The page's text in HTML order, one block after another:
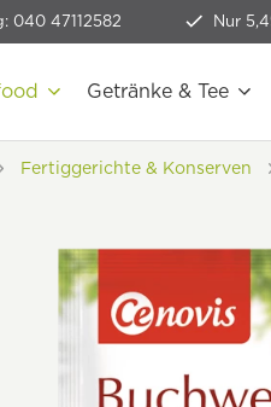
040 47112582 Nur
Getränke & Tee
Fertiggerichte & Konserven